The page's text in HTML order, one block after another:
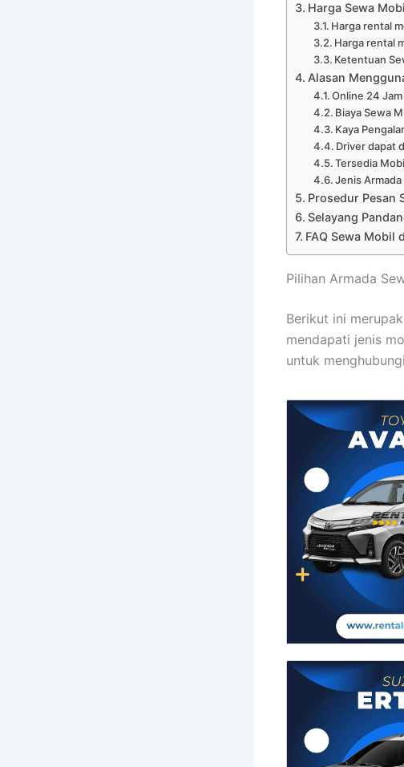
Harga Sewa
Harga rental
Harga rental
Ketentuan
Alasan
Online 24 Jam
Biaya Sewa
Kaya
Driver dapat
Tersedia
Jenis
Prosedur Pesan
Selayang
FAQ Sewa Mobil
Pilihan Armada
Berikut ini
mendapati jenis
untuk